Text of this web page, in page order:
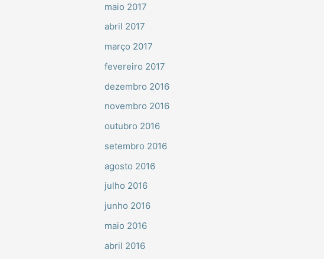
maio 2017
abril 2017
março 2017
fevereiro 2017
dezembro 2016
novembro 2016
outubro 2016
setembro 2016
agosto 2016
julho 2016
junho 2016
maio 2016
abril 2016